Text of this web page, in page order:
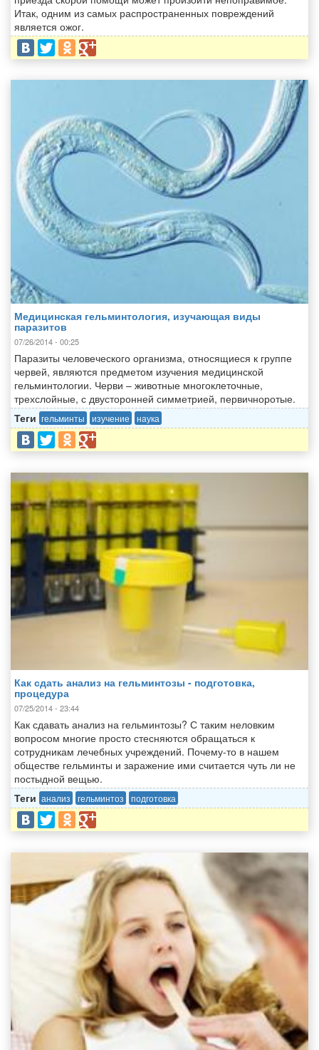
Итак, одним из самых распространенных повреждений
является ожог.
Медицинская гельминтология, изучающая виды
паразитов
07/26/2014 - 00:25
Паразиты человеческого организма, относящиеся к группе
червей, являются предметом изучения медицинской
гельминтологии. Черви – животные многоклеточные,
трехслойные, с двусторонней симметрией, первичноротые.
Теги гельминты изучение наука
Как сдать анализ на гельминтозы - подготовка,
процедура
07/25/2014 - 23:44
Как сдавать анализ на гельминтозы? С таким неловким
вопросом многие просто стесняются обращаться к
сотрудникам лечебных учреждений. Почему-то в нашем
обществе гельминты и заражение ими считается чуть ли не
постыдной вещью.
Теги анализ гельминтоз подготовка